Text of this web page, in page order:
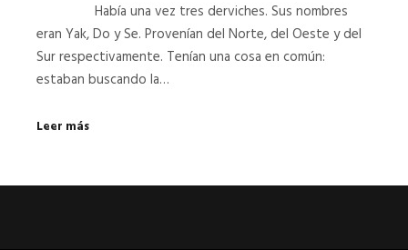
Había una vez tres derviches. Sus nombres
eran Yak, Do y Se. Provenían del Norte, del Oeste y del
Sur respectivamente. Tenían una cosa en común:
estaban buscando la…
Leer más